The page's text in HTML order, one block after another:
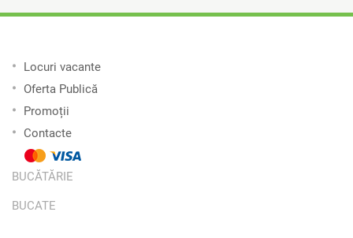
Locuri vacante
Oferta Publică
Promoții
Contacte
BUCĂTĂRIE
BUCATE